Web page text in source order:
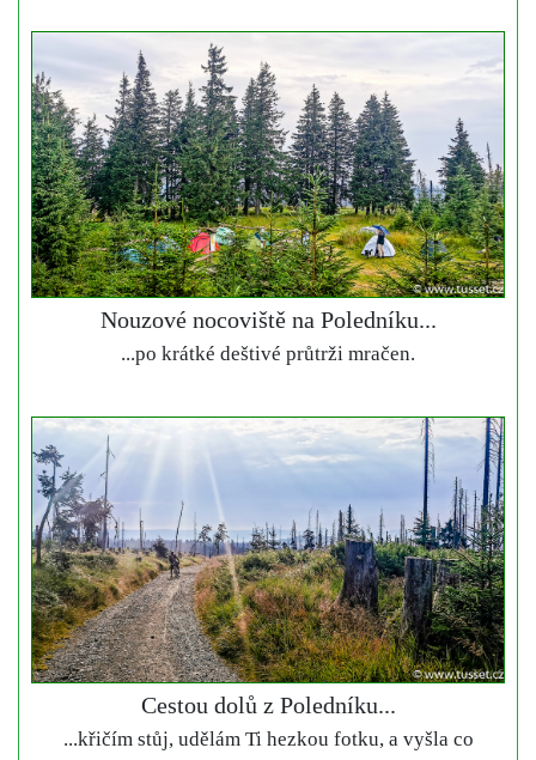
Nouzové nocoviště na Poledníku...
...po krátké deštivé průtrži mračen.
Cestou dolů z Poledníku...
...křičím stůj, udělám Ti hezkou fotku, a vyšla co